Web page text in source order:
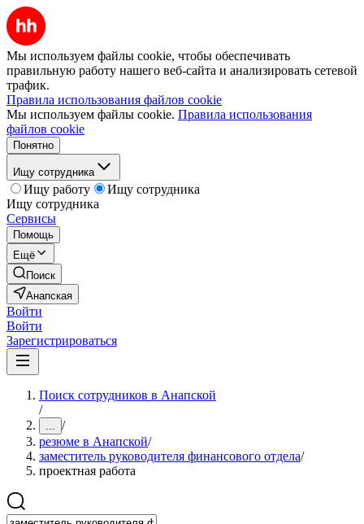
Мы используем файлы cookie, чтобы обеспечивать
правильную работу нашего веб-сайта и анализировать сетевой
трафик.
Правила использования файлов cookie
Мы используем файлы cookie. Правила использования
файлов cookie
Понятно
Ищу сотрудника
Ищу работу
Ищу сотрудника
Ищу сотрудника
Сервисы
Помощь
Ещё
Поиск
Анапская
Войти
Войти
Зарегистрироваться
Поиск сотрудников в Анапской
/
... /
резюме в Анапской/
заместитель руководителя финансового отдела/
проектная работа